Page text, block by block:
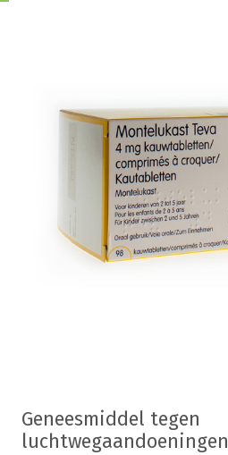
Geneesmiddel tegen
luchtwegaandoeningen